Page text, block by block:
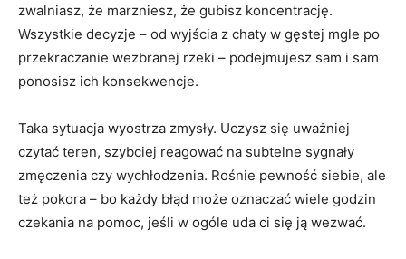
zwalniasz, że marzniesz, że gubisz koncentrację.
Wszystkie decyzje – od wyjścia z chaty w gęstej mgle po
przekraczanie wezbranej rzeki – podejmujesz sam i sam
ponosisz ich konsekwencje.
Taka sytuacja wyostrza zmysły. Uczysz się uważniej
czytać teren, szybciej reagować na subtelne sygnały
zmęczenia czy wychłodzenia. Rośnie pewność siebie, ale
też pokora – bo każdy błąd może oznaczać wiele godzin
czekania na pomoc, jeśli w ogóle uda ci się ją wezwać.